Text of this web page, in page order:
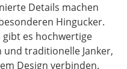
Details machen
Hingucker.
es hochwertige
und traditionelle Janker,
Design verbinden.